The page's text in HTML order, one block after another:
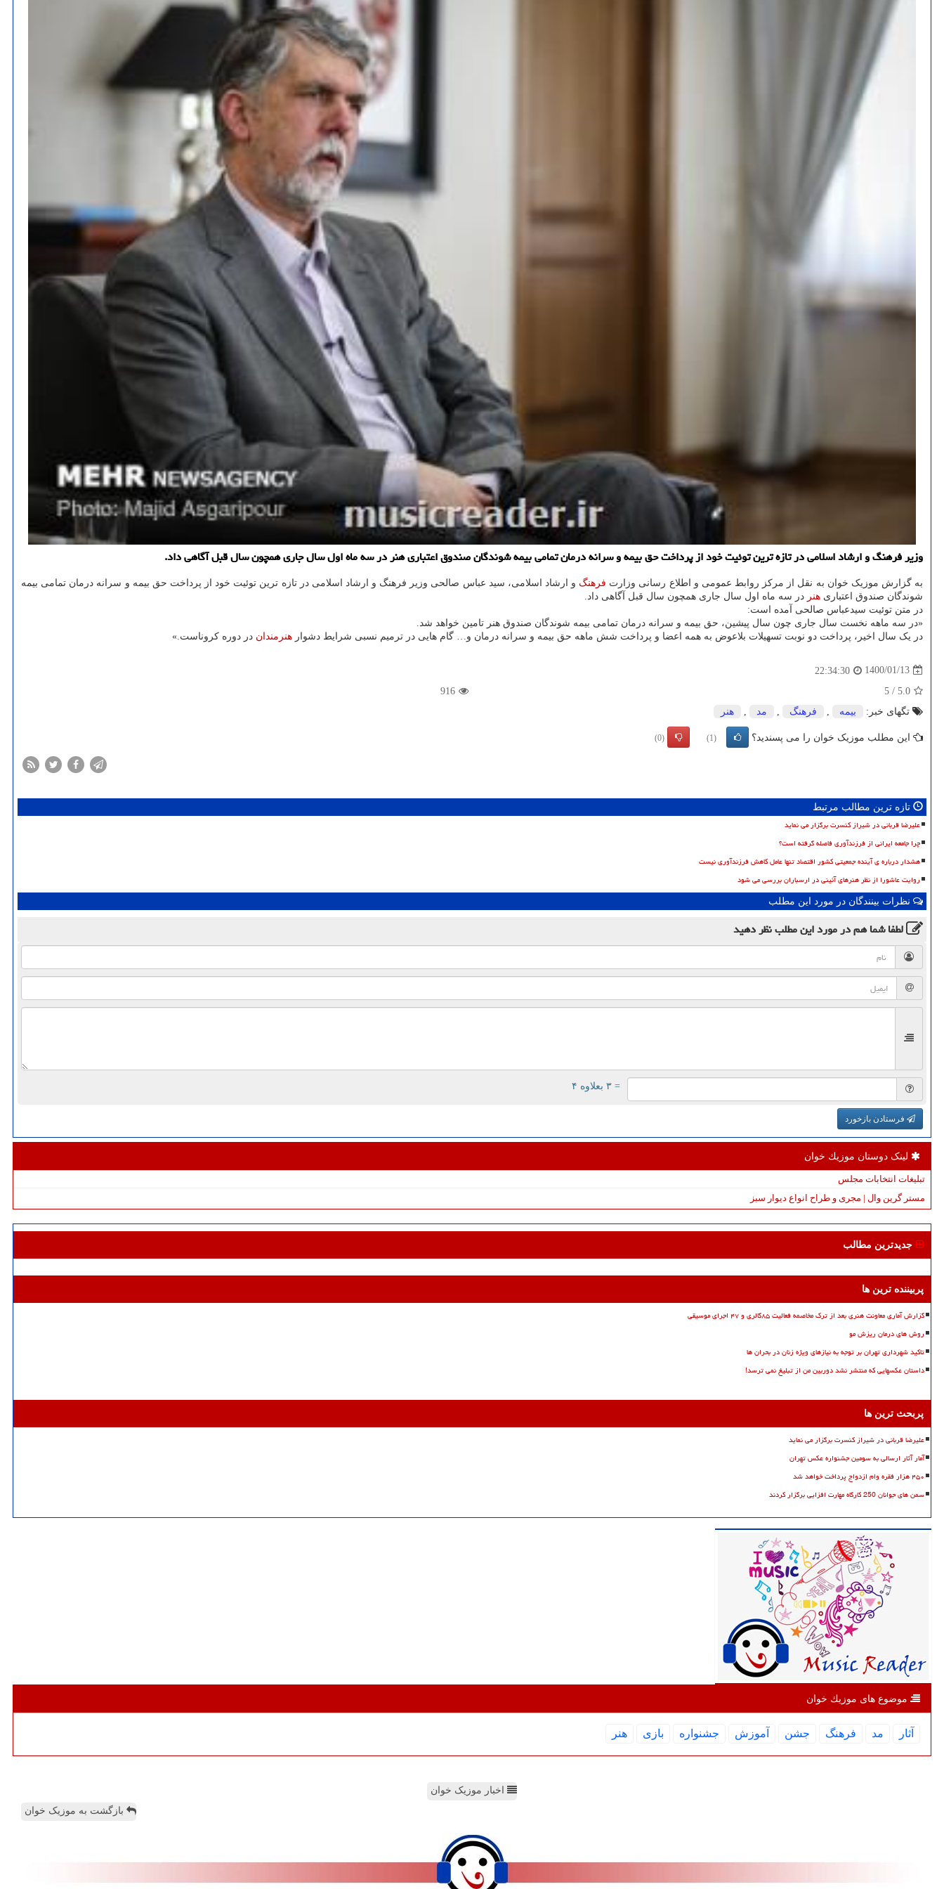
وزیر فرهنگ و ارشاد اسلامی در تازه ترین توئیت خود از پرداخت حق بیمه و سرانه درمان تمامی بیمه شوندگان صندوق اعتباری هنر در سه ماه اول سال جاری همچون سال قبل آگاهی داد.
به گزارش موزیک خوان به نقل از مرکز روابط عمومی و اطلاع رسانی وزارت فرهنگ و ارشاد اسلامی، سید عباس صالحی وزیر فرهنگ و ارشاد اسلامی در تازه ترین توئیت خود از پرداخت حق بیمه و سرانه درمان تمامی بیمه
شوندگان صندوق اعتباری هنر در سه ماه اول سال جاری همچون سال قبل آگاهی داد.
در متن توئیت سیدعباس صالحی آمده است:
«در سه ماهه نخست سال جاری چون سال پیشین، حق بیمه و سرانه درمان تمامی بیمه شوندگان صندوق هنر تامین خواهد شد.
در یک سال اخیر، پرداخت دو نوبت تسهیلات بلاعوض به همه اعضا و پرداخت شش ماهه حق بیمه و سرانه درمان و… گام هایی در ترمیم نسبی شرایط دشوار هنرمندان در دوره کروناست.»
1400/01/13
22:34:30
5.0
/
5
916
تگهای خبر:
بیمه , فرهنگ , مد , هنر
این مطلب موزیک خوان را می پسندید؟ (1)
(0)
تازه ترین مطالب مرتبط
علیرضا قربانی در شیراز کنسرت برگزار می نماید
چرا جامعه ایرانی از فرزندآوری فاصله گرفته است؟
هشدار درباره ی آینده جمعیتی کشور اقتصاد تنها عامل کاهش فرزندآوری نیست
روایت عاشورا از نظر هنرهای آئینی در ارسباران بررسی می شود
نظرات بینندگان در مورد این مطلب
لطفا شما همدر مورد این مطلبنظر دهید
= ۳ بعلاوه ۴
فرستادن بازخورد
لینک دوستان موزیك خوان
تبلیغات انتخابات مجلس
مستر گرین وال | مجری و طراح انواع دیوار سبز
جدیدترین مطالب
پربیننده ترین ها
گزارش آماری معاونت هنری بعد از ترک مخاصمه فعالیت ۸۵گالری و ۴۷ اجرای موسیقی
روش های درمان ریزش مو
تاکید شهرداری تهران بر توجه به نیازهای ویژه زنان در بحران ها
داستان عکسهایی که منتشر نشد دوربین من از تبلیغ نمی ترسد!
پربحث ترین ها
علیرضا قربانی در شیراز کنسرت برگزار می نماید
آمار آثار ارسالی به سومین جشنواره عکس تهران
۴۵۰ هزار فقره وام ازدواج پرداخت خواهد شد
سمن های جوانان 250 کارگاه مهارت افزایی برگزار کردند
موضوع های موزیك خوان
آثار مد فرهنگ جشن آموزش جشنواره بازی هنر
اخبار موزیک خوان
بازگشت به موزیک خوان